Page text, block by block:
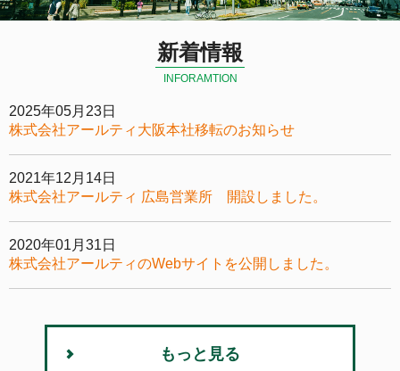
新着情報
INFORAMTION
2025年05月23日
株式会社アールティ大阪本社移転のお知らせ
2021年12月14日
株式会社アールティ 広島営業所 開設しました。
2020年01月31日
株式会社アールティのWebサイトを公開しました。
もっと見る